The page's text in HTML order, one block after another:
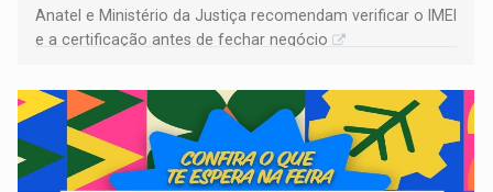
Anatel e Ministério da Justiça recomendam verificar o IMEI
e a certificação antes de fechar negócio